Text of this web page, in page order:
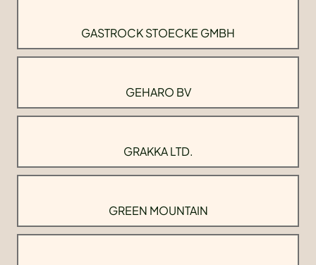
GASTROCK STOECKE GMBH
GEHARO BV
GRAKKA LTD.
GREEN MOUNTAIN